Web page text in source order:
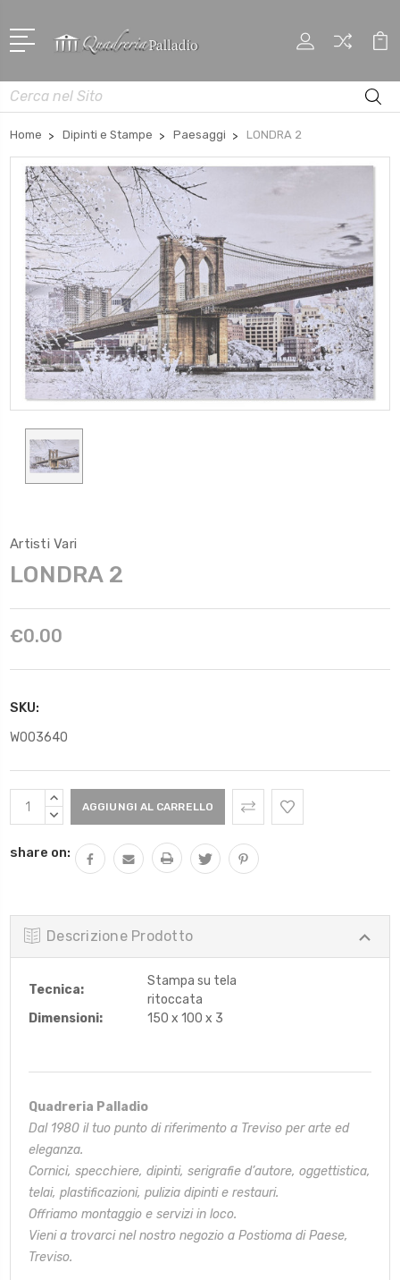
Cerca
Home Dipinti e Stampe Paesaggi LONDRA 2
Artisti Vari
LONDRA 2
€0.00
SKU:
W003640
Scorta
Attuale:
AUMENTARE
QUANTITÀ:
DIMINUIRE
share on:
Descrizione Prodotto
Tecnica:
Stampa su tela
ritoccata
Dimensioni:
150 x 100 x 3
Quadreria Palladio
Dal 1980 il tuo punto di riferimento a Treviso per arte ed
eleganza.
Cornici, specchiere, dipinti, serigrafie d’autore, oggettistica,
telai, plastificazioni, pulizia dipinti e restauri.
Offriamo montaggio e servizi in loco.
Vieni a trovarci nel nostro negozio a Postioma di Paese,
Treviso.